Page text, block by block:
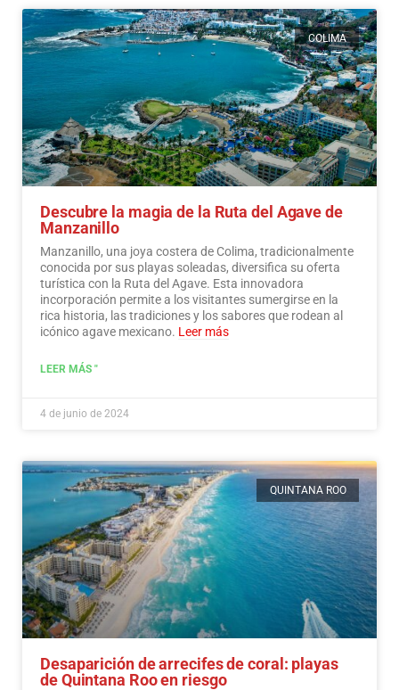
COLIMA
Descubre la magia de la Ruta del Agave de
Manzanillo
Manzanillo, una joya costera de Colima, tradicionalmente
conocida por sus playas soleadas, diversifica su oferta
turística con la Ruta del Agave. Esta innovadora
incorporación permite a los visitantes sumergirse en la
rica historia, las tradiciones y los sabores que rodean al
icónico agave mexicano. Leer más
LEER MÁS "
4 de junio de 2024
QUINTANA ROO
Desaparición de arrecifes de coral: playas
de Quintana Roo en riesgo